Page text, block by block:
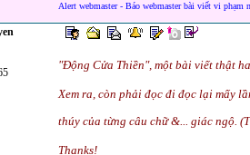
Alert webmaster - Báo webmaster bài viết vi phạm
"Động Cửa Thiền", một bài viết thật
Xem ra, còn phải đọc đi đọc lại mấy
thúy của từng câu chữ &... giác ngộ.
Thanks!